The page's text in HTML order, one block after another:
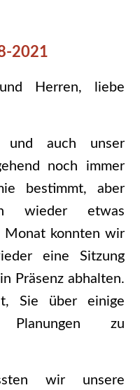
2021
Herren, liebe
und auch unser
noch immer
bestimmt, aber
wieder etwas
Monat konnten wir
eine Sitzung
Präsenz abhalten.
Sie über einige
Planungen zu
wir unsere